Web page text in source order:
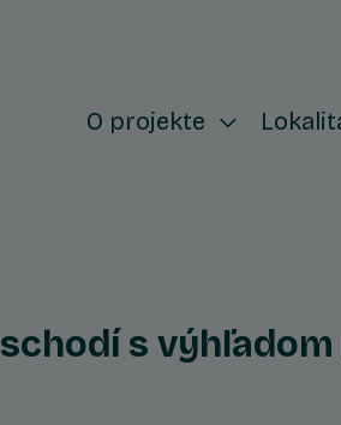
O projekte
s výhľadom